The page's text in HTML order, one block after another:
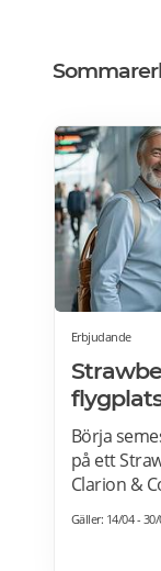
Erbjudande
Börja
på ett
Clarion &
du
Quality
Gäller: 14/04 -